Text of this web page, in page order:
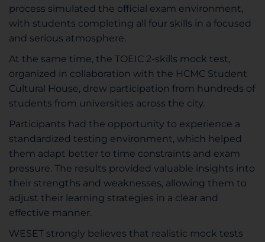
process simulated the official exam environment,
with students completing all four skills in a focused
and serious atmosphere.
At the same time, the TOEIC 2-skills mock test,
organized in collaboration with the HCMC Student
Cultural House, drew participation from hundreds of
students from universities across the city.
Participants had the opportunity to experience a
standardized testing environment, which helped
them adapt better to time constraints and exam
pressure. The results provided valuable insights into
their strengths and weaknesses, allowing them to
adjust their learning strategies in a clear and
effective manner.
WESET strongly believes that realistic mock tests